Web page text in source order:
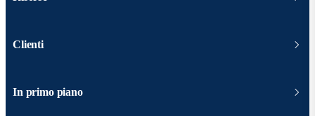
Clienti
In primo piano